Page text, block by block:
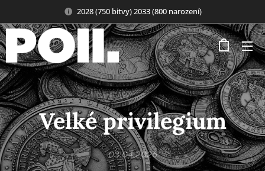
2028 (750 bitvy) 2033 (800 narození)
Velké privilegium
03.04.2026